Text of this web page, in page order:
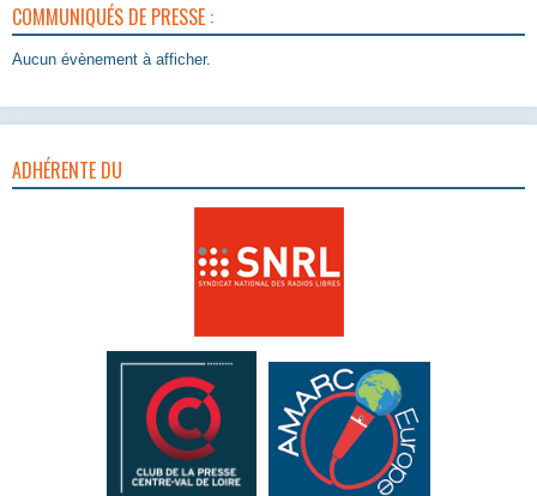
COMMUNIQUÉS DE PRESSE :
Aucun évènement à afficher.
ADHÉRENTE DU